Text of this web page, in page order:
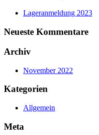
Lageranmeldung 2023
Neueste Kommentare
Archiv
November 2022
Kategorien
Allgemein
Meta